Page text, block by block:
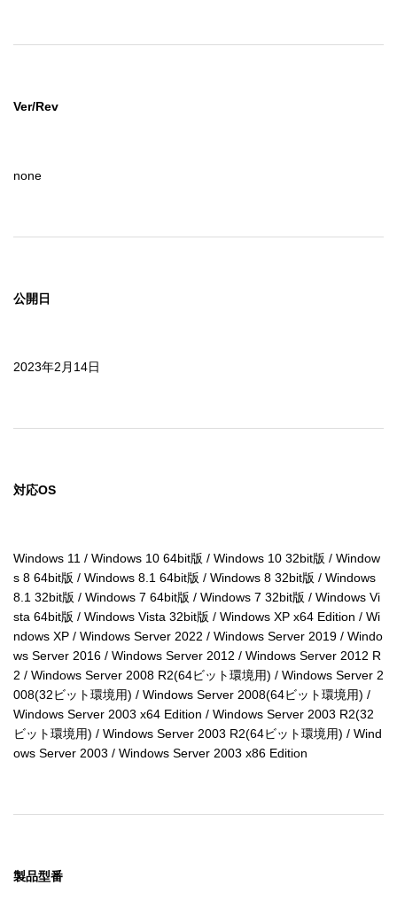
Ver/Rev
none
公開日
2023年2月14日
対応OS
Windows 11 / Windows 10 64bit版 / Windows 10 32bit版 / Window
s 8 64bit版 / Windows 8.1 64bit版 / Windows 8 32bit版 / Windows
8.1 32bit版 / Windows 7 64bit版 / Windows 7 32bit版 / Windows Vi
sta 64bit版 / Windows Vista 32bit版 / Windows XP x64 Edition / Wi
ndows XP / Windows Server 2022 / Windows Server 2019 / Windo
ws Server 2016 / Windows Server 2012 / Windows Server 2012 R
2 / Windows Server 2008 R2(64ビット環境用) / Windows Server 2
008(32ビット環境用) / Windows Server 2008(64ビット環境用) /
Windows Server 2003 x64 Edition / Windows Server 2003 R2(32
ビット環境用) / Windows Server 2003 R2(64ビット環境用) / Wind
ows Server 2003 / Windows Server 2003 x86 Edition
製品型番